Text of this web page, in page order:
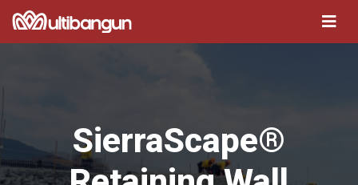
SierraScape®